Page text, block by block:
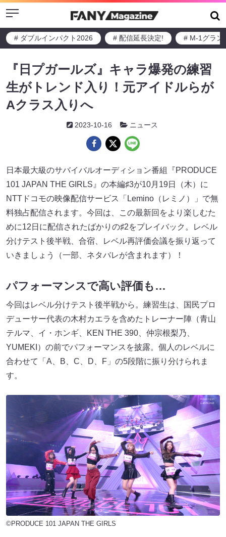
Menu
# ダブルインパクト2026 # 配信延長決定! # M-1グラン
『日プガールズ』キャラ爆発の練習
生がトレンド入り！元アイドルらが
Aクラス入りへ
2023-10-16 ニュース
日本最大級のサバイバルオーディション番組『PRODUCE
101 JAPAN THE GIRLS​​』の本編♯3が10月19日（木）に
NTTドコモの映像配信サービス「​​Lemino（レミノ）」​​で無
料独占配信されます。今回は、この最新回をより楽しむた
めに12日に配信されたばかりの♯2をプレイバック。レベル
分けテスト後半戦、合宿、レベル再評価会議を振り返って
いきましょう（一部、ネタバレが含まれます）！
パフォーマンスで高い評価も…
今回はレベル分けテスト後半戦から。練習生は、国民プロ
デューサー代表の木村カエラを含めたトレーナー陣（青山
テルマ、イ・ホンギ、KEN THE 390、仲宗根梨乃、
YUMEKI）​​の前でパフォーマンスを披露。個人のレベルに
合わせて「A、B、C、D、F」の5段階に振り分けられま
す。
©PRODUCE 101 JAPAN THE GIRLS